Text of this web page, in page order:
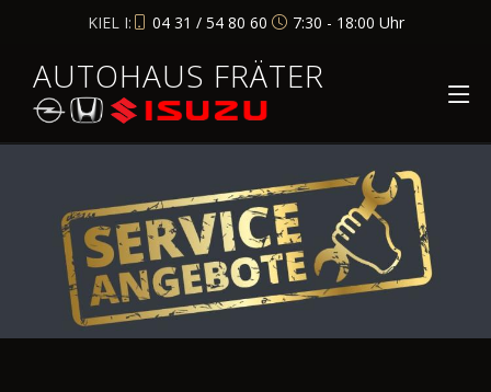
KIEL I: 04 31 / 54 80 60 7:30 - 18:00 Uhr
AUTOHAUS FRÄTER